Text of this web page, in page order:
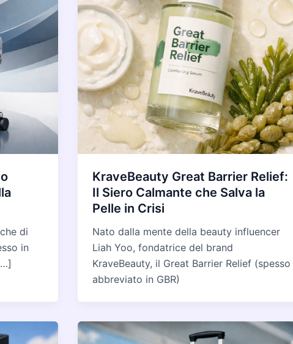
di
in
KraveBeauty Great Barrier Relief:
Il Siero Calmante che Salva la
Pelle in Crisi
Nato dalla mente della beauty influencer
Liah Yoo, fondatrice del brand
KraveBeauty, il Great Barrier Relief (spesso
abbreviato in GBR)